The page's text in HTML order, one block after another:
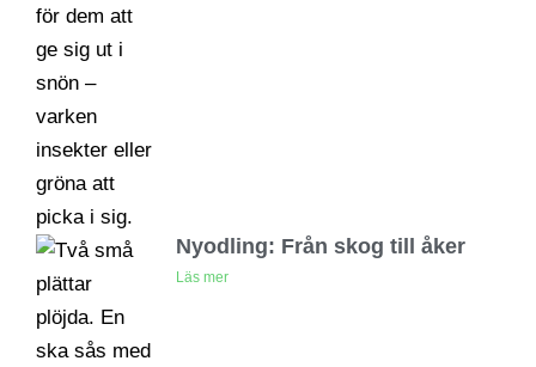
Nyodling: Från skog till åker
Läs mer